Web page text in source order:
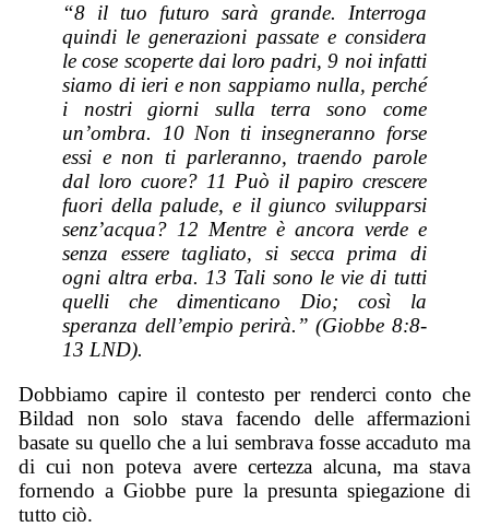
“8 il tuo futuro sarà grande. Interroga
quindi le generazioni passate e considera
le cose scoperte dai loro padri, 9 noi infatti
siamo di ieri e non sappiamo nulla, perché
i nostri giorni sulla terra sono come
un’ombra. 10 Non ti insegneranno forse
essi e non ti parleranno, traendo parole
dal loro cuore? 11 Può il papiro crescere
fuori della palude, e il giunco svilupparsi
senz’acqua? 12 Mentre è ancora verde e
senza essere tagliato, si secca prima di
ogni altra erba. 13 Tali sono le vie di tutti
quelli che dimenticano Dio; così la
speranza dell’empio perirà.” (Giobbe 8:8-
13 LND).
Dobbiamo capire il contesto per renderci conto che
Bildad non solo stava facendo delle affermazioni
basate su quello che a lui sembrava fosse accaduto ma
di cui non poteva avere certezza alcuna, ma stava
fornendo a Giobbe pure la presunta spiegazione di
tutto ciò.